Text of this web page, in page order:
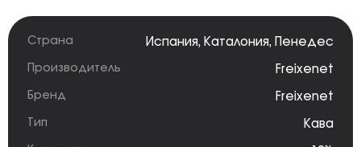
Страна Испания, Каталония, Пенедес
Производитель Freixenet
Бренд Freixenet
Тип Кава